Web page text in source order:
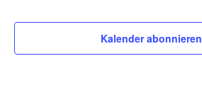
Kalender abonnieren